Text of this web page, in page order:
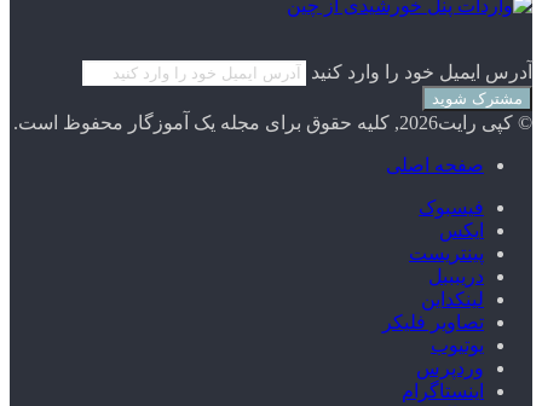
آدرس ایمیل خود را وارد کنید
© کپی رایت2026, کلیه حقوق برای مجله یک آموزگار محفوظ است.
صفحه اصلی
فیسبوک
ایکس
پینتریست
دریبببل
لینکداین
تصاویر فلیکر
یوتیوب
وردپرس
اینستاگرام